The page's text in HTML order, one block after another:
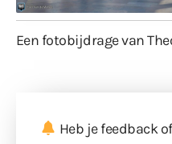
Een fotobijdrage van
Heb je feedback